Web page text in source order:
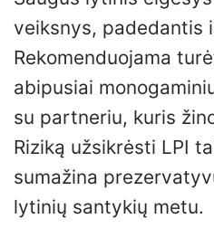
veiksnys, padedantis
Rekomenduojama
abipusiai
su partneriu, kuris
Riziką užsikrėsti LPI
sumažina
lytinių santykių metu.